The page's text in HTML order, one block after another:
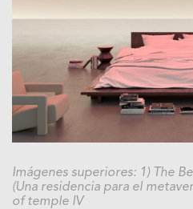
Imágenes superiores: 1) The
(Una residencia para el
of temple IV